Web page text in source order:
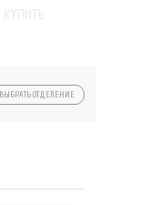
ВЫБРАТЬ ОТДЕЛЕНИЕ